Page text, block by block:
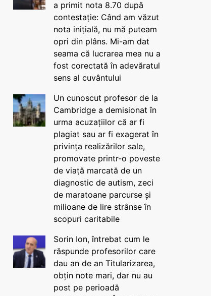
a primit nota 8.70 după
contestație: Când am văzut
nota inițială, nu mă puteam
opri din plâns. Mi-am dat
seama că lucrarea mea nu a
fost corectată în adevăratul
sens al cuvântului
Un cunoscut profesor de la
Cambridge a demisionat în
urma acuzațiilor că ar fi
plagiat sau ar fi exagerat în
privința realizărilor sale,
promovate printr-o poveste
de viață marcată de un
diagnostic de autism, zeci
de maratoane parcurse și
milioane de lire strânse în
scopuri caritabile
Sorin Ion, întrebat cum le
răspunde profesorilor care
dau an de an Titularizarea,
obțin note mari, dar nu au
post pe perioadă